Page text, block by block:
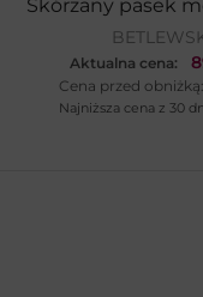
Skórzany pasek
Aktualna cena:
Cena przed obniżką:
Najniższa cena z 30